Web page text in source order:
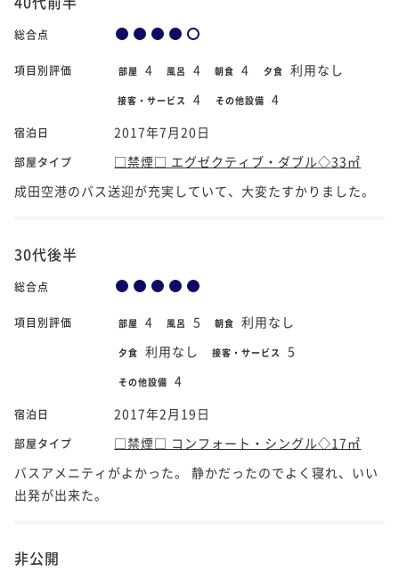
総合点
項目別評価 部屋 4 風呂 4 朝食 4 夕食 利用なし
接客・サービス 4 その他設備 4
宿泊日 2017年7月20日
部屋タイプ
□禁煙□ エグゼクティブ・ダブル◇33㎡
成田空港のバス送迎が充実していて、大変たすかりました。
30代後半
総合点
項目別評価 部屋 4 風呂 5 朝食 利用なし
夕食 利用なし 接客・サービス 5
その他設備 4
宿泊日 2017年2月19日
部屋タイプ
□禁煙□ コンフォート・シングル◇17㎡
バスアメニティがよかった。 静かだったのでよく寝れ、いい
出発が出来た。
非公開